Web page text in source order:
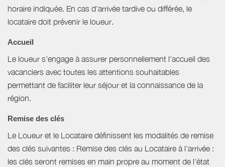
horaire indiquée. En cas d'arrivée tardive ou différée, le
locataire doit prévenir le loueur.
Accueil
Le loueur s'engage à assurer personnellement l'accueil des
vacanciers avec toutes les attentions souhaitables
permettant de faciliter leur séjour et la connaissance de la
région.
Remise des clés
Le Loueur et le Locataire définissent les modalités de remise
des clés suivantes : Remise des clés au Locataire à l'arrivée :
les clés seront remises en main propre au moment de l'état